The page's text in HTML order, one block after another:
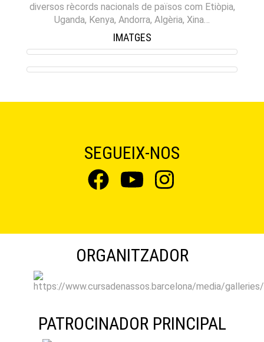
diversos rècords nacionals de països com Etiòpia,
Uganda, Kenya, Andorra, Algèria, Xina…
IMATGES
SEGUEIX-NOS
ORGANITZADOR
PATROCINADOR PRINCIPAL